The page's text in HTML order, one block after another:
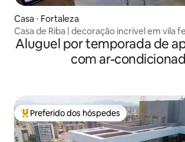
Casa ⋅ Fortaleza
Casa de Riba | decoração incrível em vila
Aluguel por temporada de
com ar-
Entre os melhores preferidos dos hóspedes
Preferido dos hóspedes